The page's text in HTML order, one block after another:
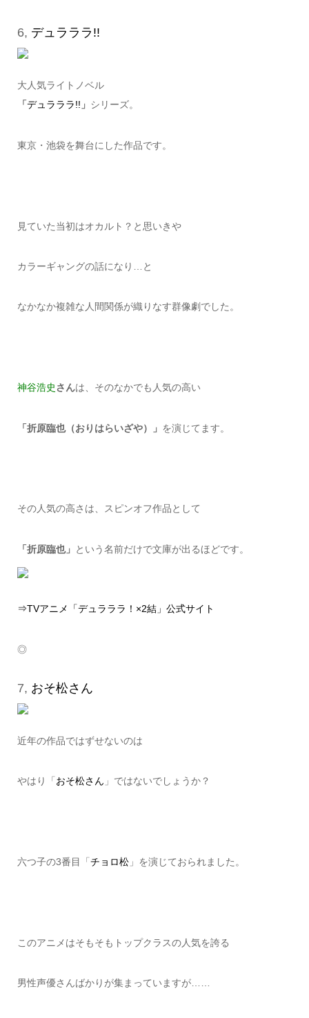
6, デュラララ!!
大人気ライトノベル
「 デュラララ!! 」 シリーズ。
東京・池袋を舞台にした作品です。
見ていた当初はオカルト？と思いきや
カラーギャングの話になり…と
なかなか複雑な人間関係が織りなす群像劇でした。
神谷浩史 さんは、そのなかでも人気の高い
「折原臨也（おりはらいざや）」 を演じてます。
その人気の高さは、スピンオフ作品として
「折原臨也」 という名前だけで文庫が出るほどです。
⇒TVアニメ「デュラララ！×2結」公式サイト
◎
7, おそ松さん
近年の作品ではずせないのは
やはり「 おそ松さん 」ではないでしょうか？
六つ子の3番目「 チョロ松」を演じておられました。
このアニメはそもそもトップクラスの人気を誇る
男性声優さんばかりが集まっていますが……